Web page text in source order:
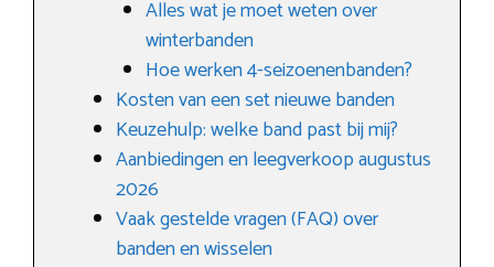
Alles wat je moet weten over
winterbanden
Hoe werken 4-seizoenenbanden?
Kosten van een set nieuwe banden
Keuzehulp: welke band past bij mij?
Aanbiedingen en leegverkoop augustus
2026
Vaak gestelde vragen (FAQ) over
banden en wisselen